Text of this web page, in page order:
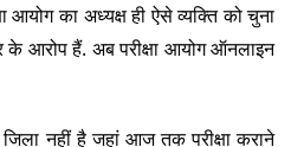
आयोग का अध्यक्ष ही ऐसे व्यक्ति को चुना
के आरोप हैं. अब परीक्षा आयोग ऑनलाइन
नहीं है जहां आज तक परीक्षा कराने